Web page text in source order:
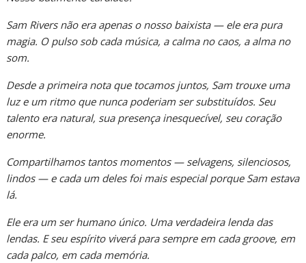
Sam Rivers não era apenas o nosso baixista — ele era pura
magia. O pulso sob cada música, a calma no caos, a alma no
som.
Desde a primeira nota que tocamos juntos, Sam trouxe uma
luz e um ritmo que nunca poderiam ser substituídos. Seu
talento era natural, sua presença inesquecível, seu coração
enorme.
Compartilhamos tantos momentos — selvagens, silenciosos,
lindos — e cada um deles foi mais especial porque Sam estava
lá.
Ele era um ser humano único. Uma verdadeira lenda das
lendas. E seu espírito viverá para sempre em cada groove, em
cada palco, em cada memória.